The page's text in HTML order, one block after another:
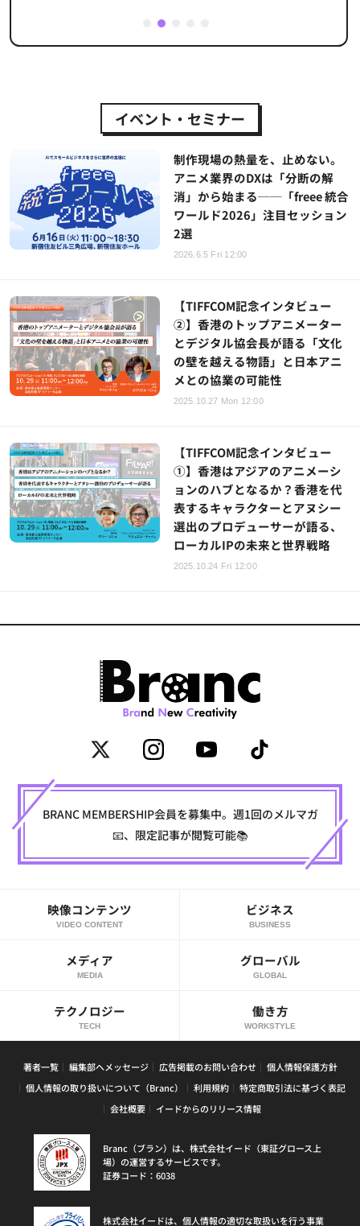
2
イベント・セミナー
制作現場の熱量を、止めない。
アニメ業界のDXは「分断の解
消」から始まる──「freee 統合
ワールド2026」注目セッション
2選
2026.6.5 Fri 12:00
【TIFFCOM記念インタビュー
②】香港のトップアニメーター
とデジタル協会長が語る「文化
の壁を越える物語」と日本アニ
メとの協業の可能性
2025.10.27 Mon 12:00
【TIFFCOM記念インタビュー
①】香港はアジアのアニメーシ
ョンのハブとなるか？香港を代
表するキャラクターとアヌシー
選出のプロデューサーが語る、
ローカルIPの未来と世界戦略
2025.10.24 Fri 12:00
BRANC MEMBERSHIP会員を募集中。週1回のメルマガ
📧、限定記事が閲覧可能📚
映像コンテンツ
VIDEO CONTENT
ビジネス
BUSINESS
メディア
MEDIA
グローバル
GLOBAL
テクノロジー
TECH
働き方
WORKSTYLE
著者一覧 編集部へメッセージ 広告掲載のお問い合わせ
個人情報保護方針
個人情報の取り扱いについて（Branc）
利用規約
特定商取引法に基づく表記
会社概要
イードからのリリース情報
Branc（ブラン）は、株式会社イード（東証グロース上
場）の運営するサービスです。
証券コード：6038
株式会社イードは、個人情報の適切な取扱いを行う事業